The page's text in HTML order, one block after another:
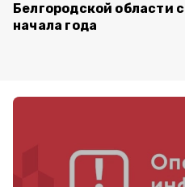
Белгородской области с
начала года